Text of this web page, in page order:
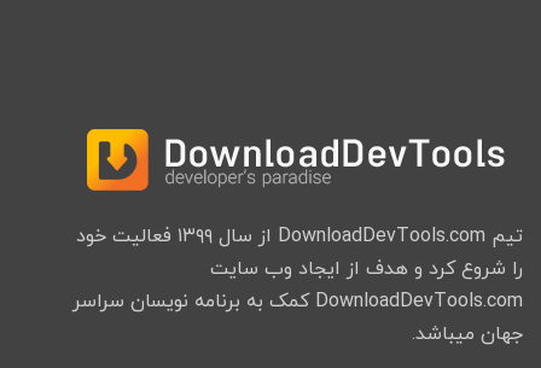
تیم DownloadDevTools.com از سال ۱۳۹۹ فعالیت خود
را شروع کرد و هدف از ایجاد وب سایت
DownloadDevTools.com کمک به برنامه نویسان سراسر
جهان میباشد.